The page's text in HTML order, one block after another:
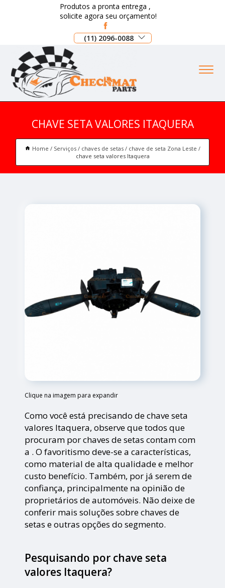
Produtos a pronta entrega ,
solicite agora seu orçamento!
(11) 2096-0088
CHAVE SETA VALORES ITAQUERA
Home Serviços chaves de setas
chave de seta Zona Leste
chave seta valores Itaquera
Clique na imagem para expandir
Como você está precisando de chave seta
valores Itaquera, observe que todos que
procuram por chaves de setas contam com
a . O favoritismo deve-se a características,
como material de alta qualidade e melhor
custo benefício. Também, por já serem de
confiança, principalmente na opinião de
proprietários de automóveis. Não deixe de
conferir mais soluções sobre chaves de
setas e outras opções do segmento.
Pesquisando por chave seta
valores Itaquera?